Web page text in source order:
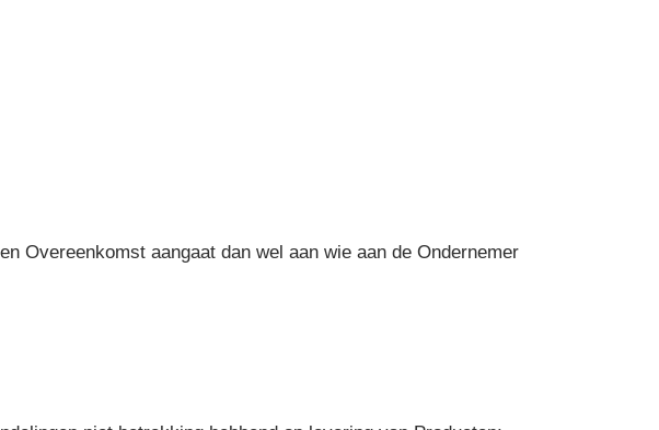
Overeenkomst aangaat dan wel aan wie aan de Ondernemer